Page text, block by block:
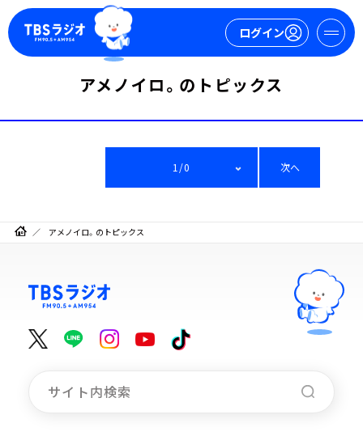
ログイン
今日の番組表
週間番組表
トピックス
TBS Podcast
イベント・グッズ
アメノイロ。のトピックス
1/0 次へ
アメノイロ。のトピックス